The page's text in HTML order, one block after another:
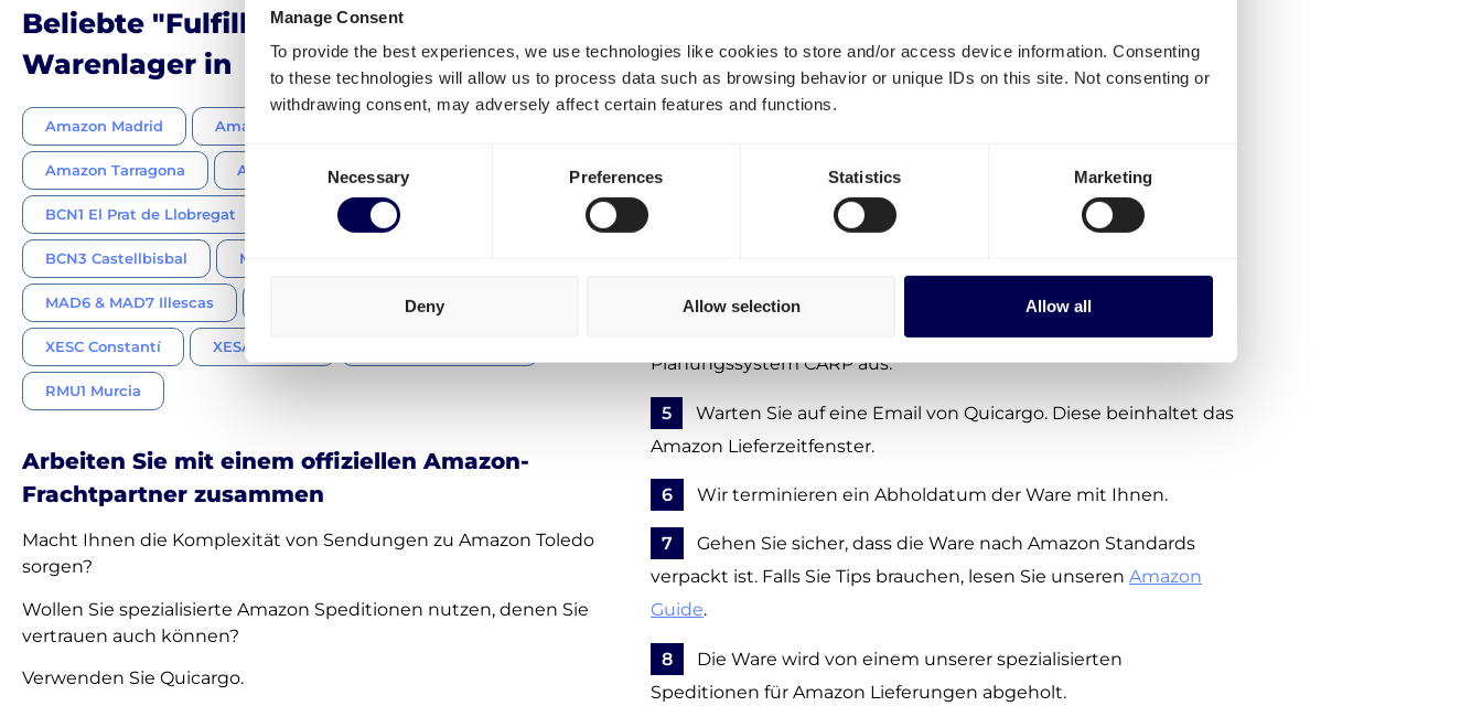
Manage Consent
To provide the best experiences, we use technologies like cookies to store and/or access device information. Consenting
to these technologies will allow us to process data such as browsing behavior or unique IDs on this site. Not consenting or
withdrawing consent, may adversely affect certain features and functions.
Consent
Necessary Preferences Statistics Marketing
Deny Allow selection Allow all
Beliebte "Fulfillment by Amazon" (FBA)
Warenlager in
Amazon Madrid Amazon Barcelona
Amazon Tarragona Amazon Sevilla
BCN1 El Prat de Llobregat BCN2 Martorelles
BCN3 Castellbisbal MAD4 San Fernando de Henares
MAD6 & MAD7 Illescas MAD9 Alcalá de Henares
XESC Constantí XESA Alovera
RMU1 Murcia
Arbeiten Sie mit einem offiziellen Amazon-
Frachtpartner zusammen
Macht Ihnen die Komplexität von Sendungen zu Amazon Toledo
sorgen?
Wollen Sie spezialisierte Amazon Speditionen nutzen, denen Sie
vertrauen auch können?
Verwenden Sie Quicargo.
Toledo?
Um an Amazon Toledo zu versenden, folgen Sie diesen Schritten:
Kosten
Geben Sie die Details zu Ihrer Amazon FBA Sendung an
Auftrag bestätigen - noch keine Zahlung erforderlich
Quicargo macht ein Lieferdatum mit Amazon durch deren
Planungssystem CARP aus.
5
Warten Sie auf eine Email von Quicargo. Diese beinhaltet das
Amazon Lieferzeitfenster.
6 Wir terminieren ein Abholdatum der Ware mit Ihnen.
7
Gehen Sie sicher, dass die Ware nach Amazon Standards
verpackt ist. Falls Sie Tips brauchen, lesen Sie unseren Amazon
Guide.
8
Die Ware wird von einem unserer spezialisierten
Speditionen für Amazon Lieferungen abgeholt.